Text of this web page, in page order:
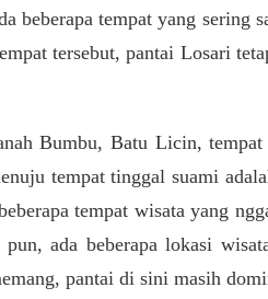
beberapa tempat yang sering
tersebut, pantai Losari
Bumbu, Batu Licin,
tempat tinggal suami
tempat wisata yang
ada beberapa lokasi
pantai di sini masih